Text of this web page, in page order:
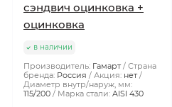
сэндвич оцинковка +
оцинковка
в наличии
Производитель: Гамарт
Страна
бренда: Россия Акция: нет
Диаметр внутр/наруж, мм:
115/200
Марка стали: AISI 430